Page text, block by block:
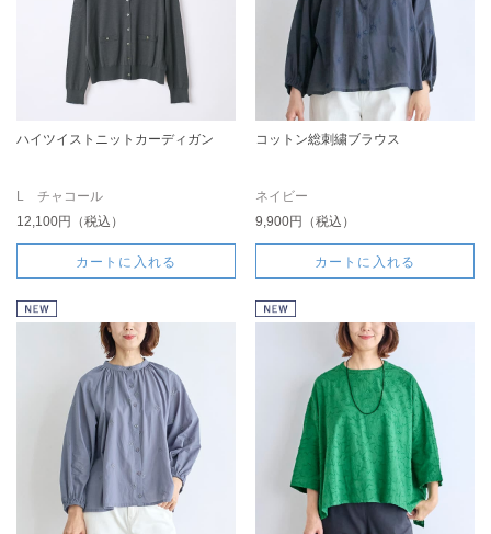
ハイツイストニットカーディガン
L チャコール
12,100円（税込）
カートに入れる
コットン総刺繍ブラウス
ネイビー
9,900円（税込）
カートに入れる